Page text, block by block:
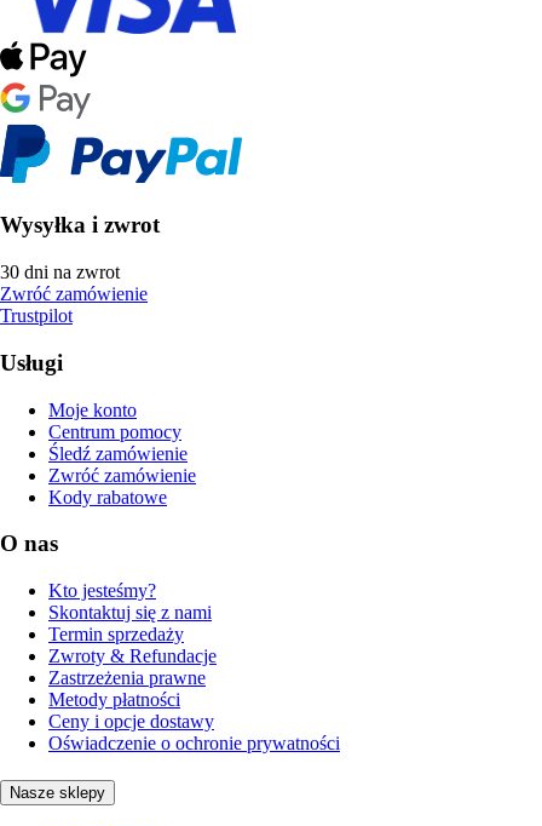
Wysyłka i zwrot
30 dni na zwrot
Zwróć zamówienie
Trustpilot
Usługi
Moje konto
Centrum pomocy
Śledź zamówienie
Zwróć zamówienie
Kody rabatowe
O nas
Kto jesteśmy?
Skontaktuj się z nami
Termin sprzedaży
Zwroty & Refundacje
Zastrzeżenia prawne
Metody płatności
Ceny i opcje dostawy
Oświadczenie o ochronie prywatności
Nasze sklepy